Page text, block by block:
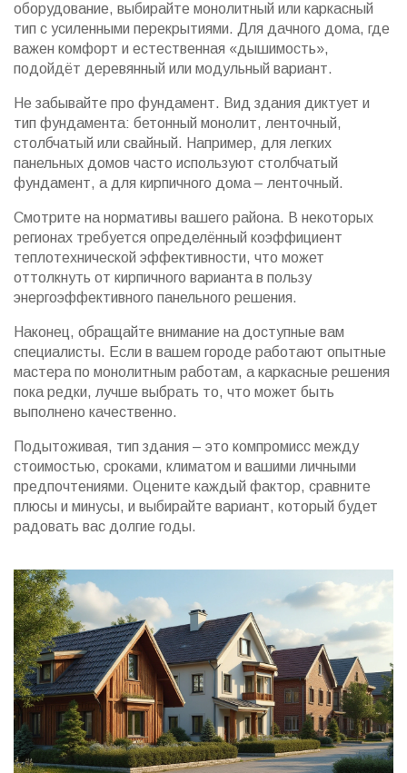
оборудование, выбирайте монолитный или каркасный
тип с усиленными перекрытиями. Для дачного дома, где
важен комфорт и естественная «дышимость»,
подойдёт деревянный или модульный вариант.
Не забывайте про фундамент. Вид здания диктует и
тип фундамента: бетонный монолит, ленточный,
столбчатый или свайный. Например, для легких
панельных домов часто используют столбчатый
фундамент, а для кирпичного дома – ленточный.
Смотрите на нормативы вашего района. В некоторых
регионах требуется определённый коэффициент
теплотехнической эффективности, что может
оттолкнуть от кирпичного варианта в пользу
энергоэффективного панельного решения.
Наконец, обращайте внимание на доступные вам
специалисты. Если в вашем городе работают опытные
мастера по монолитным работам, а каркасные решения
пока редки, лучше выбрать то, что может быть
выполнено качественно.
Подытоживая, тип здания – это компромисс между
стоимостью, сроками, климатом и вашими личными
предпочтениями. Оцените каждый фактор, сравните
плюсы и минусы, и выбирайте вариант, который будет
радовать вас долгие годы.